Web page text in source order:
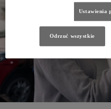
Ustawienia
Odrzuć wszystkie